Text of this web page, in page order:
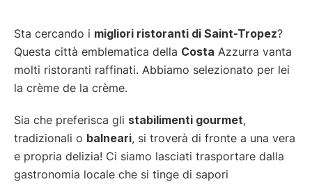
Sta cercando i migliori ristoranti di Saint-Tropez?
Questa città emblematica della Costa Azzurra vanta
molti ristoranti raffinati. Abbiamo selezionato per lei
la crème de la crème.
Sia che preferisca gli stabilimenti gourmet,
tradizionali o balneari, si troverà di fronte a una vera
e propria delizia! Ci siamo lasciati trasportare dalla
gastronomia locale che si tinge di sapori